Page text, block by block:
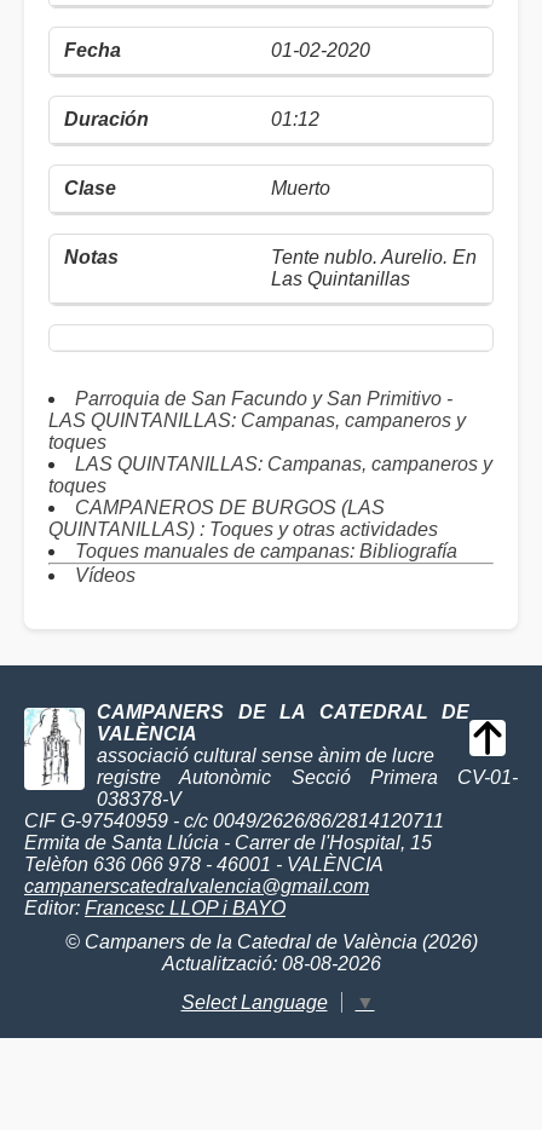
01-02-2020
01:12
Muerto
Tente nublo. Aurelio. En
Las Quintanillas
Parroquia de San Facundo y San Primitivo -
LAS QUINTANILLAS: Campanas, campaneros y
toques
LAS QUINTANILLAS: Campanas, campaneros y
toques
CAMPANEROS DE BURGOS (LAS
QUINTANILLAS) : Toques y otras actividades
Toques manuales de campanas: Bibliografía
Vídeos
CAMPANERS DE LA CATEDRAL DE
VALÈNCIA
associació cultural sense ànim de lucre
registre Autonòmic Secció Primera CV-01-
038378-V
CIF G-97540959 - c/c 0049/2626/86/2814120711
Ermita de Santa Llúcia - Carrer de l'Hospital, 15
Telèfon 636 066 978 - 46001 - VALÈNCIA
campanerscatedralvalencia@gmail.com
Editor: Francesc LLOP i BAYO
© Campaners de la Catedral de València (2026)
Actualització: 08-08-2026
Select Language
▼